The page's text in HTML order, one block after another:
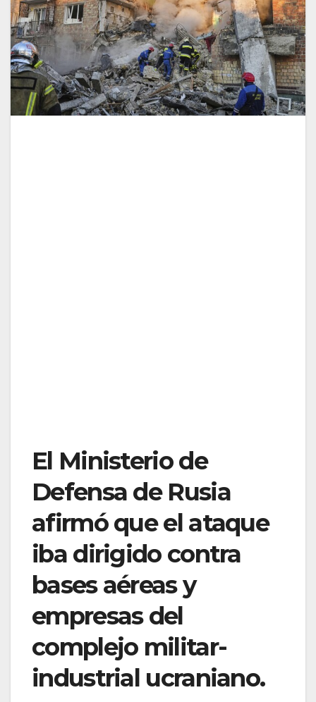
El Ministerio de
Defensa de Rusia
afirmó que el ataque
iba dirigido contra
bases aéreas y
empresas del
complejo militar-
industrial ucraniano.